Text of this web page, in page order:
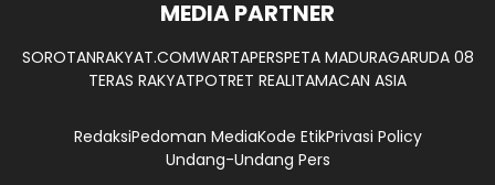
MEDIA PARTNER
SOROTANRAKYAT.COMWARTAPERSPETA MADURAGARUDA 08
TERAS RAKYATPOTRET REALITAMACAN ASIA
RedaksiPedoman MediaKode EtikPrivasi Policy
Undang-Undang Pers